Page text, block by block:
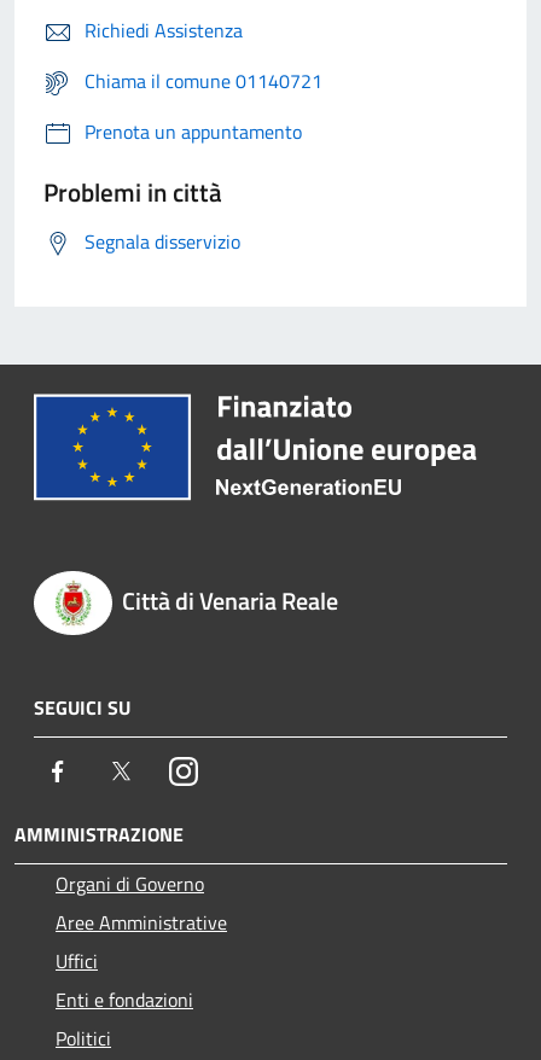
Richiedi Assistenza
Chiama il comune 01140721
Prenota un appuntamento
Problemi in città
Segnala disservizio
Città di Venaria Reale
SEGUICI SU
Facebook TwitterInstagram
AMMINISTRAZIONE
Organi di Governo
Aree Amministrative
Uffici
Enti e fondazioni
Politici